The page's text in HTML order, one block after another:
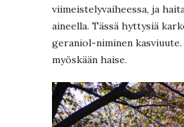
viimeistelyvaiheessa, ja
aineella. Tässä hyttysiä
geraniol-niminen kasviuute.
myöskään haise.